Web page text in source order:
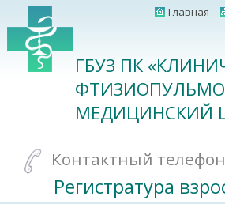
Главная
ГБУЗ ПК
МЕДИЦИНСКИЙ
Контактный
Регистратура